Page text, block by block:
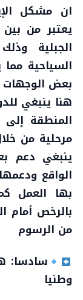
ان مشكل
يعتبر من
الجبلية
السياحية
بعض الوجهات
هنا ينبغي
المنطقة إلى
مرحلية من
ينبغي دعم
الواقع
بها العمل
بالرخص أمام
من الرسوم
سادسا:
وطنيا